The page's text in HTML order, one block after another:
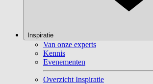
Inspiratie
Van onze experts
Kennis
Evenementen
Overzicht Inspiratie